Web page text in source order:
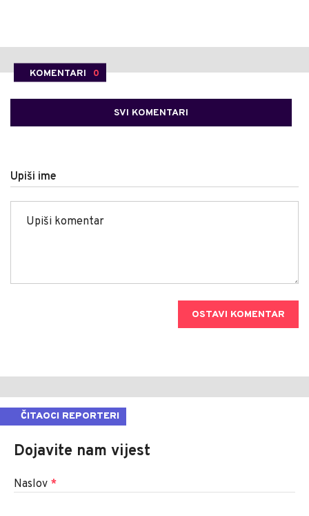
KOMENTARI 0
SVI KOMENTARI
Upiši ime
OSTAVI KOMENTAR
ČITAOCI REPORTERI
Dojavite nam vijest
Naslov *